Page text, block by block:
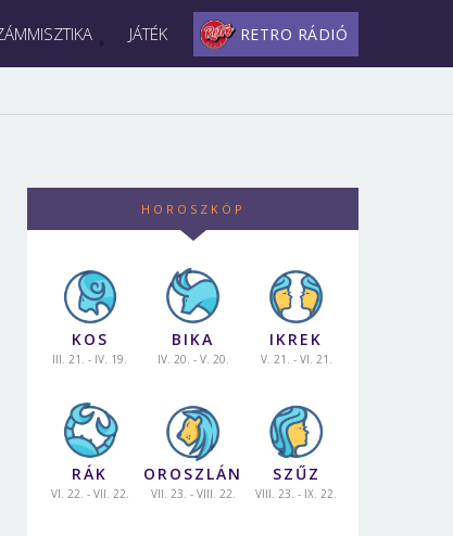
JÁTÉK RETRO RÁDIÓ
HOROSZKÓP
KOS
III. 21. - IV. 19.
BIKA
IV. 20. - V. 20.
IKREK
V. 21. - VI. 21.
RÁK
VI. 22. - VII. 22.
OROSZLÁN
VII. 23. - VIII. 22.
SZŰZ
VIII. 23. - IX. 22.